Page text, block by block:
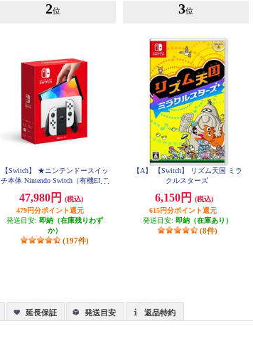
2位
【Switch】 ★ニンテンドースイッ
チ本体 Nintendo Switch（有機ELモ
47,980円
(税込)
479円分ポイント還元
発送目安: 即納（在庫残りわず
か）
(197件)
3位
【A】 【Switch】 リズム天国 ミラ
クルスターズ
6,150円
(税込)
615円分ポイント還元
発送目安: 即納（在庫あり）
(8件)
延長保証 発送目安 返品特約